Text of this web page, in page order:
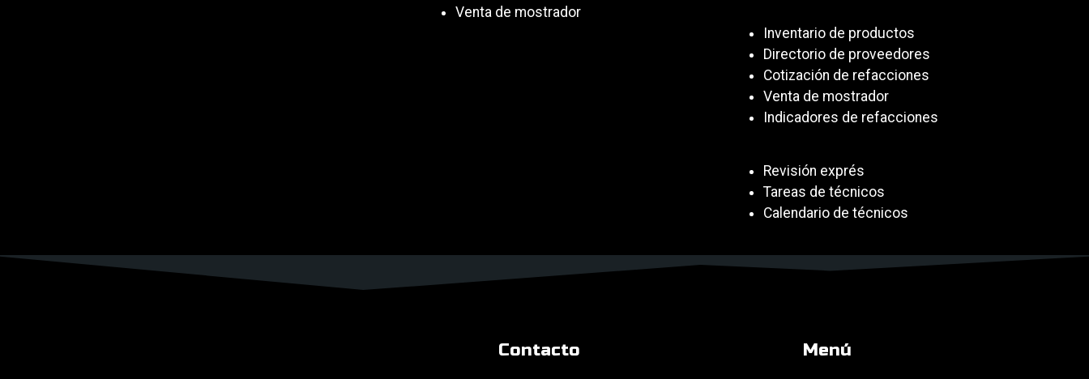
Venta de mostrador
Inventario de productos
Directorio de proveedores
Cotización de refacciones
Venta de mostrador
Indicadores de refacciones
Revisión exprés
Tareas de técnicos
Calendario de técnicos
Contacto Menú